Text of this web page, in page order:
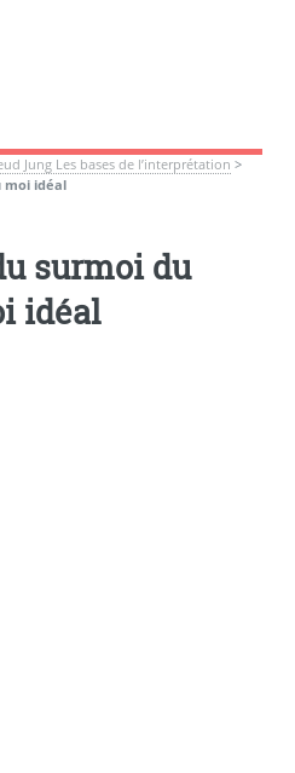
Jung Les bases de l’interprétation >
moi idéal
surmoi du
idéal